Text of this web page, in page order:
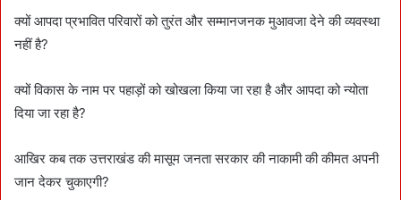
क्यों आपदा प्रभावित परिवारों को तुरंत और सम्मानजनक मुआवजा देने की व्यवस्था
नहीं है?
क्यों विकास के नाम पर पहाड़ों को खोखला किया जा रहा है और आपदा को न्योता
दिया जा रहा है?
आखिर कब तक उत्तराखंड की मासूम जनता सरकार की नाकामी की कीमत अपनी
जान देकर चुकाएगी?